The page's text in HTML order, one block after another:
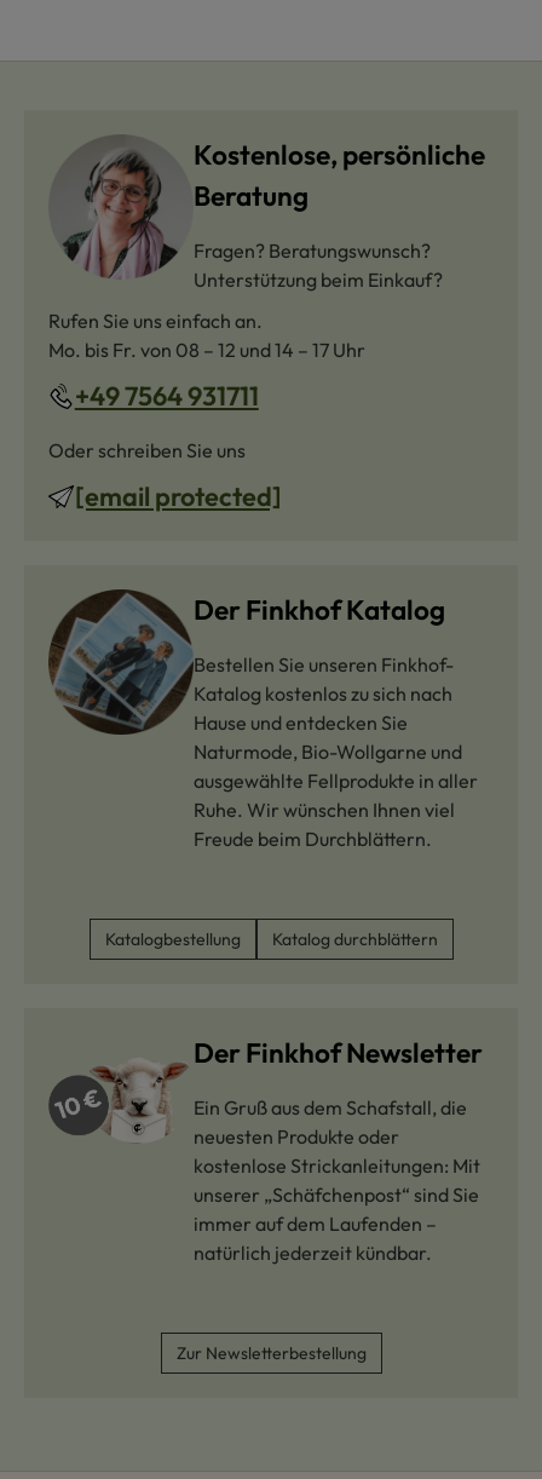
Kostenlose, persönliche
Beratung
Fragen? Beratungswunsch?
Unterstützung beim Einkauf?
Rufen Sie uns einfach an.
Mo. bis Fr. von 08 – 12 und 14 – 17 Uhr
+49 7564 931711
Oder schreiben Sie uns
[email protected]
Der Finkhof Katalog
Bestellen Sie unseren Finkhof-
Katalog kostenlos zu sich nach
Hause und entdecken Sie
Naturmode, Bio-Wollgarne und
ausgewählte Fellprodukte in aller
Ruhe. Wir wünschen Ihnen viel
Freude beim Durchblättern.
Katalogbestellung Katalog durchblättern
Der Finkhof Newsletter
Ein Gruß aus dem Schafstall, die
neuesten Produkte oder
kostenlose Strickanleitungen: Mit
unserer „Schäfchenpost“ sind Sie
immer auf dem Laufenden –
natürlich jederzeit kündbar.
Zur Newsletterbestellung